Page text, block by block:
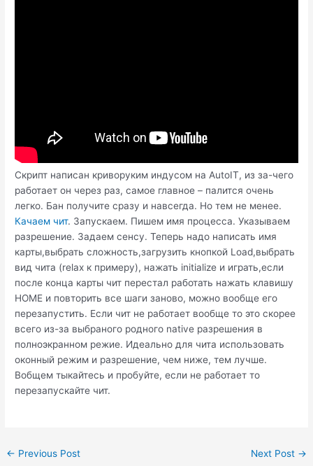
Скрипт написан криворуким индусом на AutoIT, из за-чего
работает он через раз, самое главное – палится очень
легко. Бан получите сразу и навсегда. Но тем не менее.
Качаем чит. Запускаем. Пишем имя процесса. Указываем
разрешение. Задаем сенсу. Теперь надо написать имя
карты,выбрать сложность,загрузить кнопкой Load,выбрать
вид чита (relax к примеру), нажать initialize и играть,если
после конца карты чит перестал работать нажать клавишу
HOME и повторить все шаги заново, можно вообще его
перезапустить. Если чит не работает вообще то это скорее
всего из-за выбраного родного native разрешения в
полноэкранном режие. Идеально для чита использовать
оконный режим и разрешение, чем ниже, тем лучше.
Вобщем тыкайтесь и пробуйте, если не работает то
перезапускайте чит.
Post
← Previous Post Next Post →